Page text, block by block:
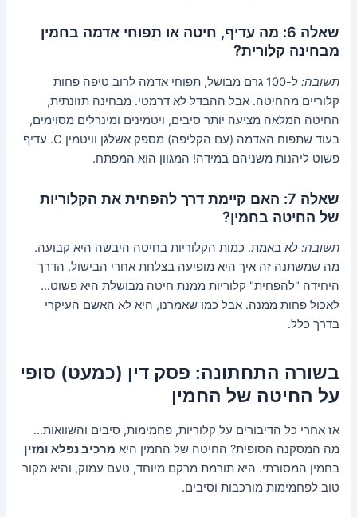
שאלה 6: מה עדיף, חיטה או תפוחי אדמה בחמין
מבחינה קלורית?
תשובה:
ל-100 גרם מבושל, תפוחי אדמה לרוב טיפה פחות
קלוריים מהחיטה. אבל ההבדל לא דרמטי. מבחינה תזונתית,
החיטה המלאה מציעה יותר סיבים, ויטמינים ומינרלים מסוימים,
בעוד שתפוח האדמה (עם הקליפה) מספק אשלגן וויטמין C. עדיף
פשוט ליהנות משניהם במידה! המגוון הוא המפתח.
שאלה 7: האם קיימת דרך להפחית את הקלוריות
של החיטה בחמין?
תשובה: לא באמת. כמות הקלוריות בחיטה היבשה היא קבועה.
מה שמשתנה זה איך היא מופיעה בצלחת אחרי הבישול. הדרך
היחידה "להפחית" קלוריות ממנת חיטה מבושלת היא פשוט…
לאכול פחות ממנה. אבל כמו שאמרנו, היא לא האשם העיקרי
בדרך כלל.
בשורה התחתונה: פסק דין (כמעט) סופי
על החיטה של החמין
אז אחרי כל הדיבורים על קלוריות, פחמימות, סיבים והשוואות…
מה המסקנה הסופית? החיטה של החמין היא מרכיב נפלא ומזין
בחמין המסורתי. היא תורמת מרקם מיוחד, טעם עמוק, והיא מקור
טוב לפחמימות מורכבות וסיבים.